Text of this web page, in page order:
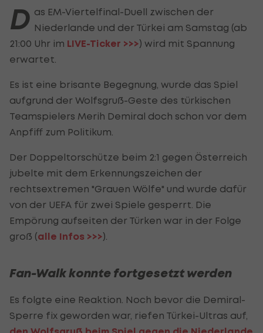
D as EM-Viertelfinal-Duell zwischen der
Niederlande und der Türkei am Samstag (ab
21:00 Uhr im LIVE-Ticker >>>) wird mit Spannung
erwartet.
Es ist eine brisante Begegnung, wurde das Spiel
aufgrund der Wolfsgruß-Geste des türkischen
Teamspielers Merih Demiral doch schon vor dem
Anpfiff zum Politikum.
Der Doppeltorschütze beim 2:1 gegen Österreich
jubelte mit dem Erkennungszeichen der
rechtsextremen "Grauen Wölfe" und wurde dafür
von der UEFA für zwei Spiele gesperrt. Die
Empörung aufseiten der Türken war in der Folge
groß (alle Infos >>>).
Fan-Walk konnte fortgesetzt werden
Es folgte eine Reaktion. Noch bevor die Demiral-
Sperre fix geworden war, riefen Türkei-Ultras auf,